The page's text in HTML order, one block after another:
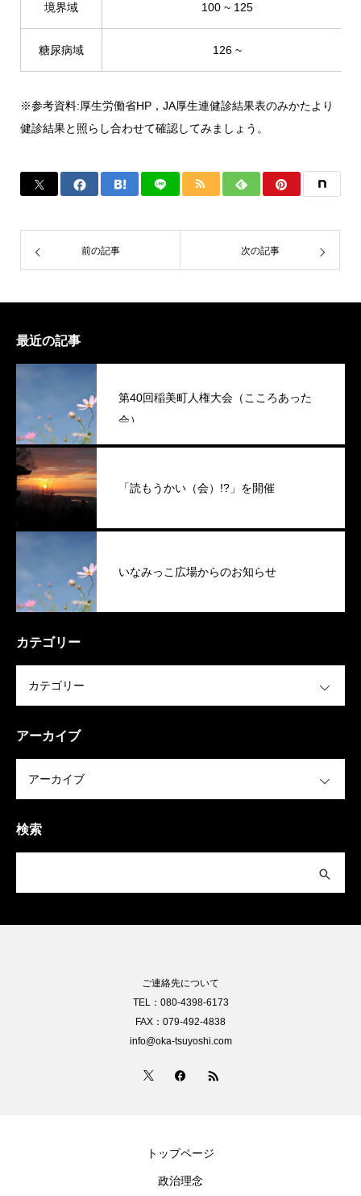
境界域 100 ~ 125
糖尿病域 126 ~
※参考資料:厚生労働省HP，JA厚生連健診結果表のみかたより
健診結果と照らし合わせて確認してみましょう。
前の記事 次の記事
最近の記事
第40回稲美町人権大会（こころあった
会）
「読もうかい（会）!?」を開催
いなみっこ広場からのお知らせ
カテゴリー
アーカイブ
検索
ご連絡先について
TEL：080-4398-6173
FAX：079-492-4838
info@oka-tsuyoshi.com
トップページ
政治理念